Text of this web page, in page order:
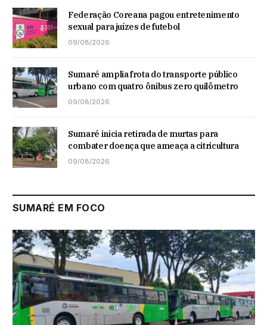
Federação Coreana pagou entretenimento
sexual para juízes de futebol
09/08/2026
Sumaré amplia frota do transporte público
urbano com quatro ônibus zero quilômetro
09/08/2026
Sumaré inicia retirada de murtas para
combater doença que ameaça a citricultura
09/08/2026
SUMARÉ EM FOCO